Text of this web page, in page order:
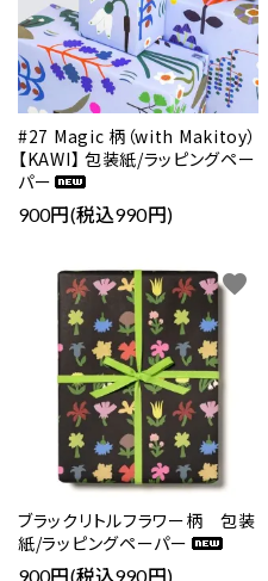
#27 Magic 柄（with Makitoy）
【KAWI】 包装紙/ラッピングペー
パー
900円(税込990円)
ブラックリトルフラワー柄 包装
紙/ラッピングペーパー
900円(税込990円)
favorite